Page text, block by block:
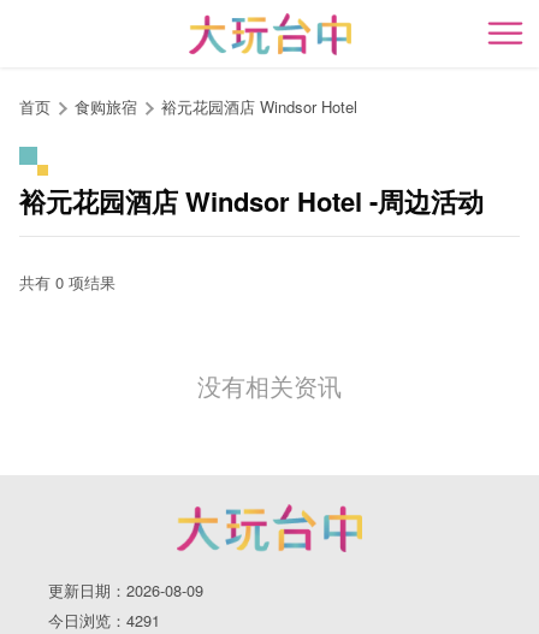
开
首页 食购旅宿 裕元花园酒店 Windsor Hotel
裕元花园酒店 Windsor Hotel -周边活动
共有 0 项结果
没有相关资讯
更新日期：2026-08-09
今日浏览：4291